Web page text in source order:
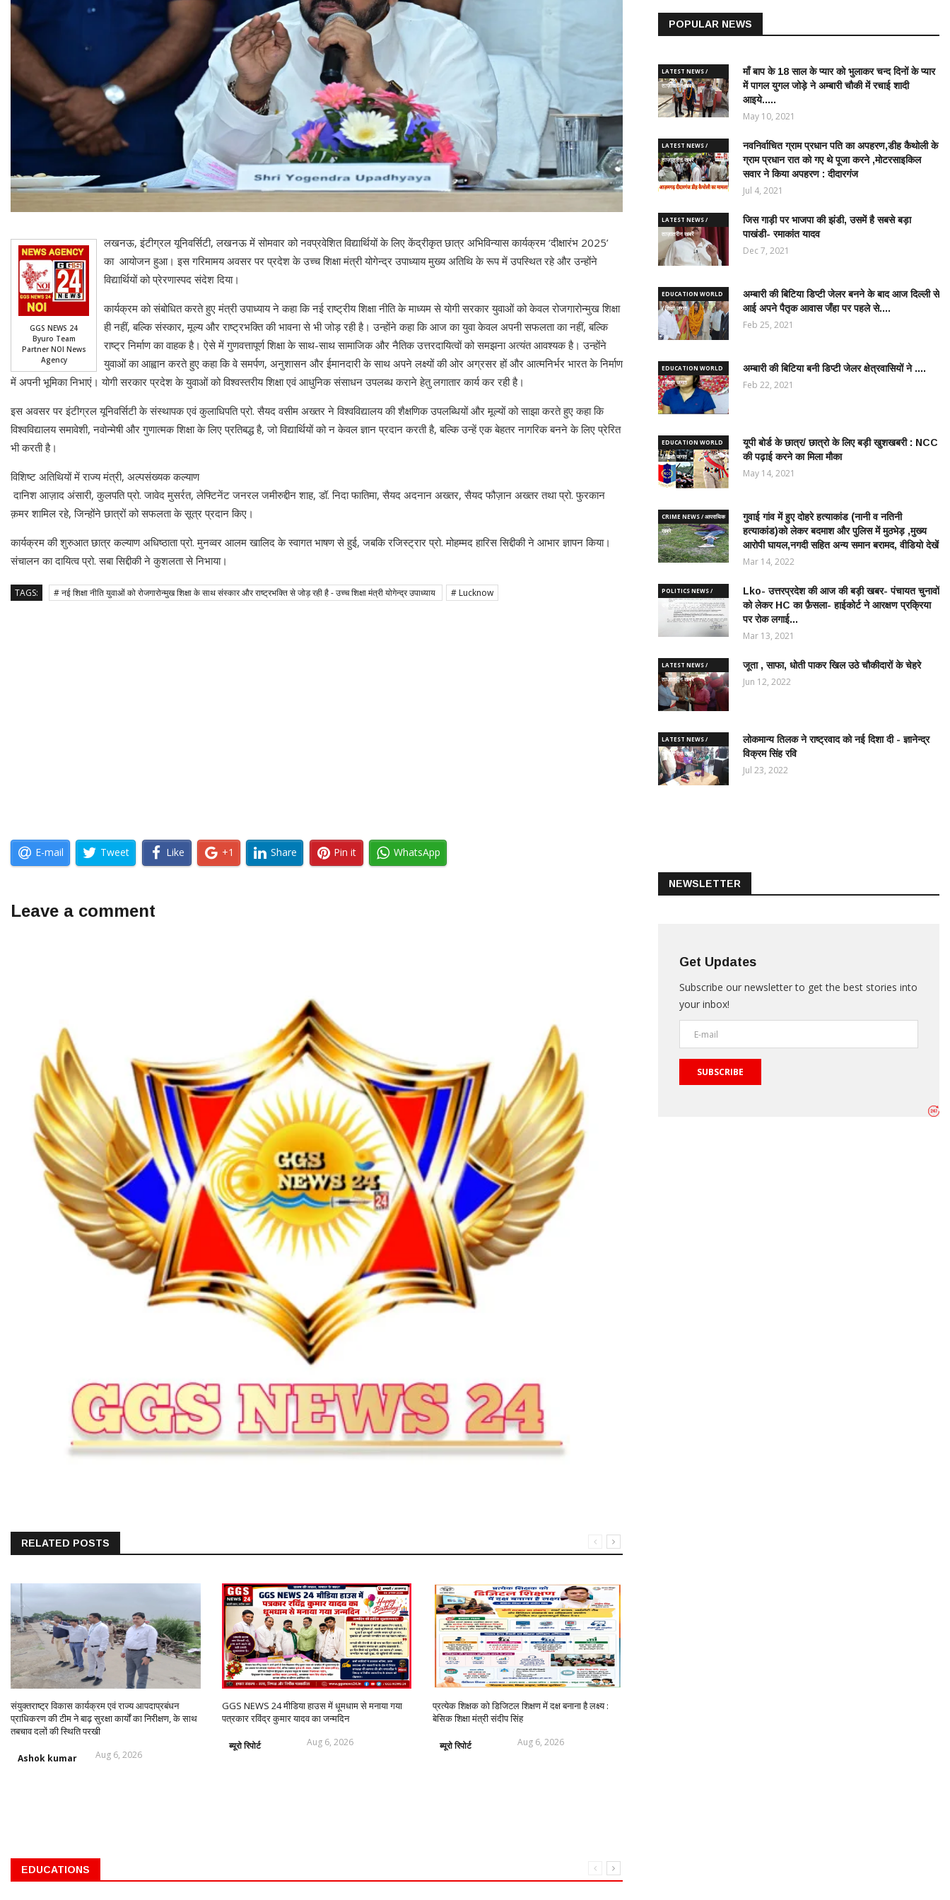
GGS NEWS 24
Byuro Team
Partner NOI News
Agency
लखनऊ, इंटीग्रल यूनिवर्सिटी, लखनऊ में सोमवार को नवप्रवेशित विद्यार्थियों के लिए केंद्रीकृत छात्र अभिविन्यास कार्यक्रम ‘दीक्षारंभ 2025’
का आयोजन हुआ। इस गरिमामय अवसर पर प्रदेश के उच्च शिक्षा मंत्री योगेन्द्र उपाध्याय मुख्य अतिथि के रूप में उपस्थित रहे और उन्होंने
विद्यार्थियों को प्रेरणास्पद संदेश दिया।
कार्यक्रम को संबोधित करते हुए मंत्री उपाध्याय ने कहा कि नई राष्ट्रीय शिक्षा नीति के माध्यम से योगी सरकार युवाओं को केवल रोजगारोन्मुख शिक्षा
ही नहीं, बल्कि संस्कार, मूल्य और राष्ट्रभक्ति की भावना से भी जोड़ रही है। उन्होंने कहा कि आज का युवा केवल अपनी सफलता का नहीं, बल्कि
राष्ट्र निर्माण का वाहक है। ऐसे में गुणवत्तापूर्ण शिक्षा के साथ-साथ सामाजिक और नैतिक उत्तरदायित्वों को समझना अत्यंत आवश्यक है। उन्होंने
युवाओं का आह्वान करते हुए कहा कि वे समर्पण, अनुशासन और ईमानदारी के साथ अपने लक्ष्यों की ओर अग्रसर हों और आत्मनिर्भर भारत के निर्माण
में अपनी भूमिका निभाएं। योगी सरकार प्रदेश के युवाओं को विश्वस्तरीय शिक्षा एवं आधुनिक संसाधन उपलब्ध कराने हेतु लगातार कार्य कर रही है।
इस अवसर पर इंटीग्रल यूनिवर्सिटी के संस्थापक एवं कुलाधिपति प्रो. सैयद वसीम अख्तर ने विश्वविद्यालय की शैक्षणिक उपलब्धियों और मूल्यों को साझा करते हुए कहा कि
विश्वविद्यालय समावेशी, नवोन्मेषी और गुणात्मक शिक्षा के लिए प्रतिबद्ध है, जो विद्यार्थियों को न केवल ज्ञान प्रदान करती है, बल्कि उन्हें एक बेहतर नागरिक बनने के लिए प्रेरित
भी करती है।
विशिष्ट अतिथियों में राज्य मंत्री, अल्पसंख्यक कल्याण
दानिश आज़ाद अंसारी, कुलपति प्रो. जावेद मुसर्रत, लेफ्टिनेंट जनरल जमीरुद्दीन शाह, डॉ. निदा फातिमा, सैयद अदनान अख्तर, सैयद फौज़ान अख्तर तथा प्रो. फुरकान
क़मर शामिल रहे, जिन्होंने छात्रों को सफलता के सूत्र प्रदान किए।
कार्यक्रम की शुरुआत छात्र कल्याण अधिष्ठाता प्रो. मुनव्वर आलम खालिद के स्वागत भाषण से हुई, जबकि रजिस्ट्रार प्रो. मोहम्मद हारिस सिद्दीकी ने आभार ज्ञापन किया।
संचालन का दायित्व प्रो. सबा सिद्दीकी ने कुशलता से निभाया।
TAGS: # नई शिक्षा नीति युवाओं को रोजगारोन्मुख शिक्षा के साथ संस्कार और राष्ट्रभक्ति से जोड़ रही है - उच्च शिक्षा मंत्री योगेन्द्र उपाध्याय # Lucknow
E-mail Tweet Like +1 Share Pin it WhatsApp
Leave a comment
RELATED POSTS
संयुक्तराष्ट्र विकास कार्यक्रम एवं राज्य आपदाप्रबंधन
प्राधिकरण की टीम ने बाढ़ सुरक्षा कार्यों का निरीक्षण, के साथ
तबचाव दलों की स्थिति परखी
Ashok kumar Aug 6, 2026
GGS NEWS 24 मीडिया हाउस में धूमधाम से मनाया गया
पत्रकार रविंद्र कुमार यादव का जन्मदिन
ब्यूरो रिपोर्ट Aug 6, 2026
प्रत्येक शिक्षक को डिजिटल शिक्षण में दक्ष बनाना है लक्ष्य :
बेसिक शिक्षा मंत्री संदीप सिंह
ब्यूरो रिपोर्ट Aug 6, 2026
EDUCATIONS
POPULAR NEWS
LATEST NEWS /
ताज़ातरीन खबरें
माँ बाप के 18 साल के प्यार को भुलाकर चन्द दिनों के प्यार
में पागल युगल जोड़े ने अम्बारी चौकी में रचाई शादी
आइये.....
May 10, 2021
LATEST NEWS /
ताज़ातरीन खबरें
नवनिर्वाचित ग्राम प्रधान पति का अपहरण,डीह कैथोली के
ग्राम प्रधान रात को गए थे पूजा करने ,मोटरसाइकिल
सवार ने किया अपहरण : दीदारगंज
Jul 4, 2021
LATEST NEWS /
ताज़ातरीन खबरें
जिस गाड़ी पर भाजपा की झंडी, उसमें है सबसे बड़ा
पाखंडी- रमाकांत यादव
Dec 7, 2021
EDUCATION WORLD
/ शिक्षा जगत
अम्बारी की बिटिया डिप्टी जेलर बनने के बाद आज दिल्ली से
आई अपने पैतृक आवास जँहा पर पहले से....
Feb 25, 2021
EDUCATION WORLD
/ शिक्षा जगत
अम्बारी की बिटिया बनी डिप्टी जेलर क्षेत्रवासियों ने ....
Feb 22, 2021
EDUCATION WORLD
/ शिक्षा जगत
यूपी बोर्ड के छात्र/ छात्रो के लिए बड़ी खुशखबरी : NCC
की पढ़ाई करने का मिला मौका
May 14, 2021
CRIME NEWS / आपराधिक
ख़बरे
गुवाई गांव में हुए दोहरे हत्याकांड (नानी व नतिनी
हत्याकांड)को लेकर बदमाश और पुलिस में मुठभेड़ ,मुख्य
आरोपी घायल,नगदी सहित अन्य समान बरामद, वीडियो देखें
Mar 14, 2022
POLITICS NEWS /
राजनीतिक समाचार
Lko- उत्तरप्रदेश की आज की बड़ी खबर- पंचायत चुनावों
को लेकर HC का फ़ैसला- हाईकोर्ट ने आरक्षण प्रक्रिया
पर रोक लगाई...
Mar 13, 2021
LATEST NEWS /
ताज़ातरीन खबरें
जूता , साफा, धोती पाकर खिल उठे चौकीदारों के चेहरे
Jun 12, 2022
LATEST NEWS /
ताज़ातरीन खबरें
लोकमान्य तिलक ने राष्ट्रवाद को नई दिशा दी - ज्ञानेन्द्र
विक्रम सिंह रवि
Jul 23, 2022
NEWSLETTER
Get Updates
Subscribe our newsletter to get the best stories into
your inbox!
SUBSCRIBE